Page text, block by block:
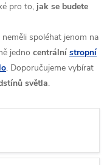
pro to, jak se budete
spoléhat jenom na
jedno centrální stropní
. Doporučujeme vybírat
světla.